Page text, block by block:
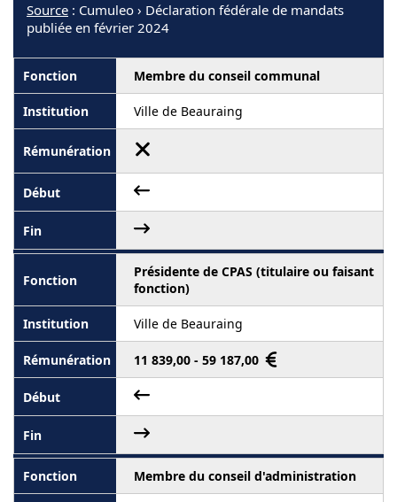
Source : Cumuleo › Déclaration fédérale de mandats
publiée en février 2024
Membre du conseil communal
Ville de Beauraing
Présidente de CPAS (titulaire ou faisant
fonction)
Ville de Beauraing
11 839,00 - 59 187,00
Membre du conseil d'administration